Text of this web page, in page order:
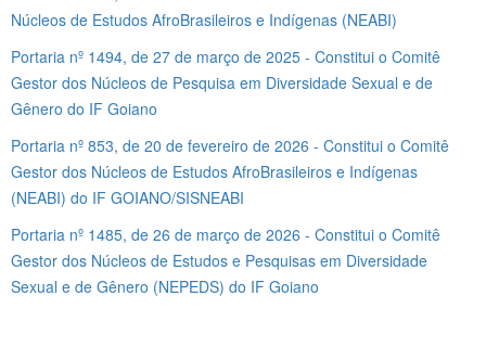
Núcleos de Estudos AfroBrasileiros e Indígenas (NEABI)
Portaria nº 1494, de 27 de março de 2025 - Constitui o Comitê
Gestor dos Núcleos de Pesquisa em Diversidade Sexual e de
Gênero do IF Goiano
Portaria nº 853, de 20 de fevereiro de 2026 - Constitui o Comitê
Gestor dos Núcleos de Estudos AfroBrasileiros e Indígenas
(NEABI) do IF GOIANO/SISNEABI
Portaria nº 1485, de 26 de março de 2026 - Constitui o Comitê
Gestor dos Núcleos de Estudos e Pesquisas em Diversidade
Sexual e de Gênero (NEPEDS) do IF Goiano